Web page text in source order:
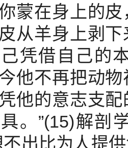
蒙在身上的
从羊身上剥
凭借自己的
他不再把动
他的意志支
。”(15)解剖
不出比为人提